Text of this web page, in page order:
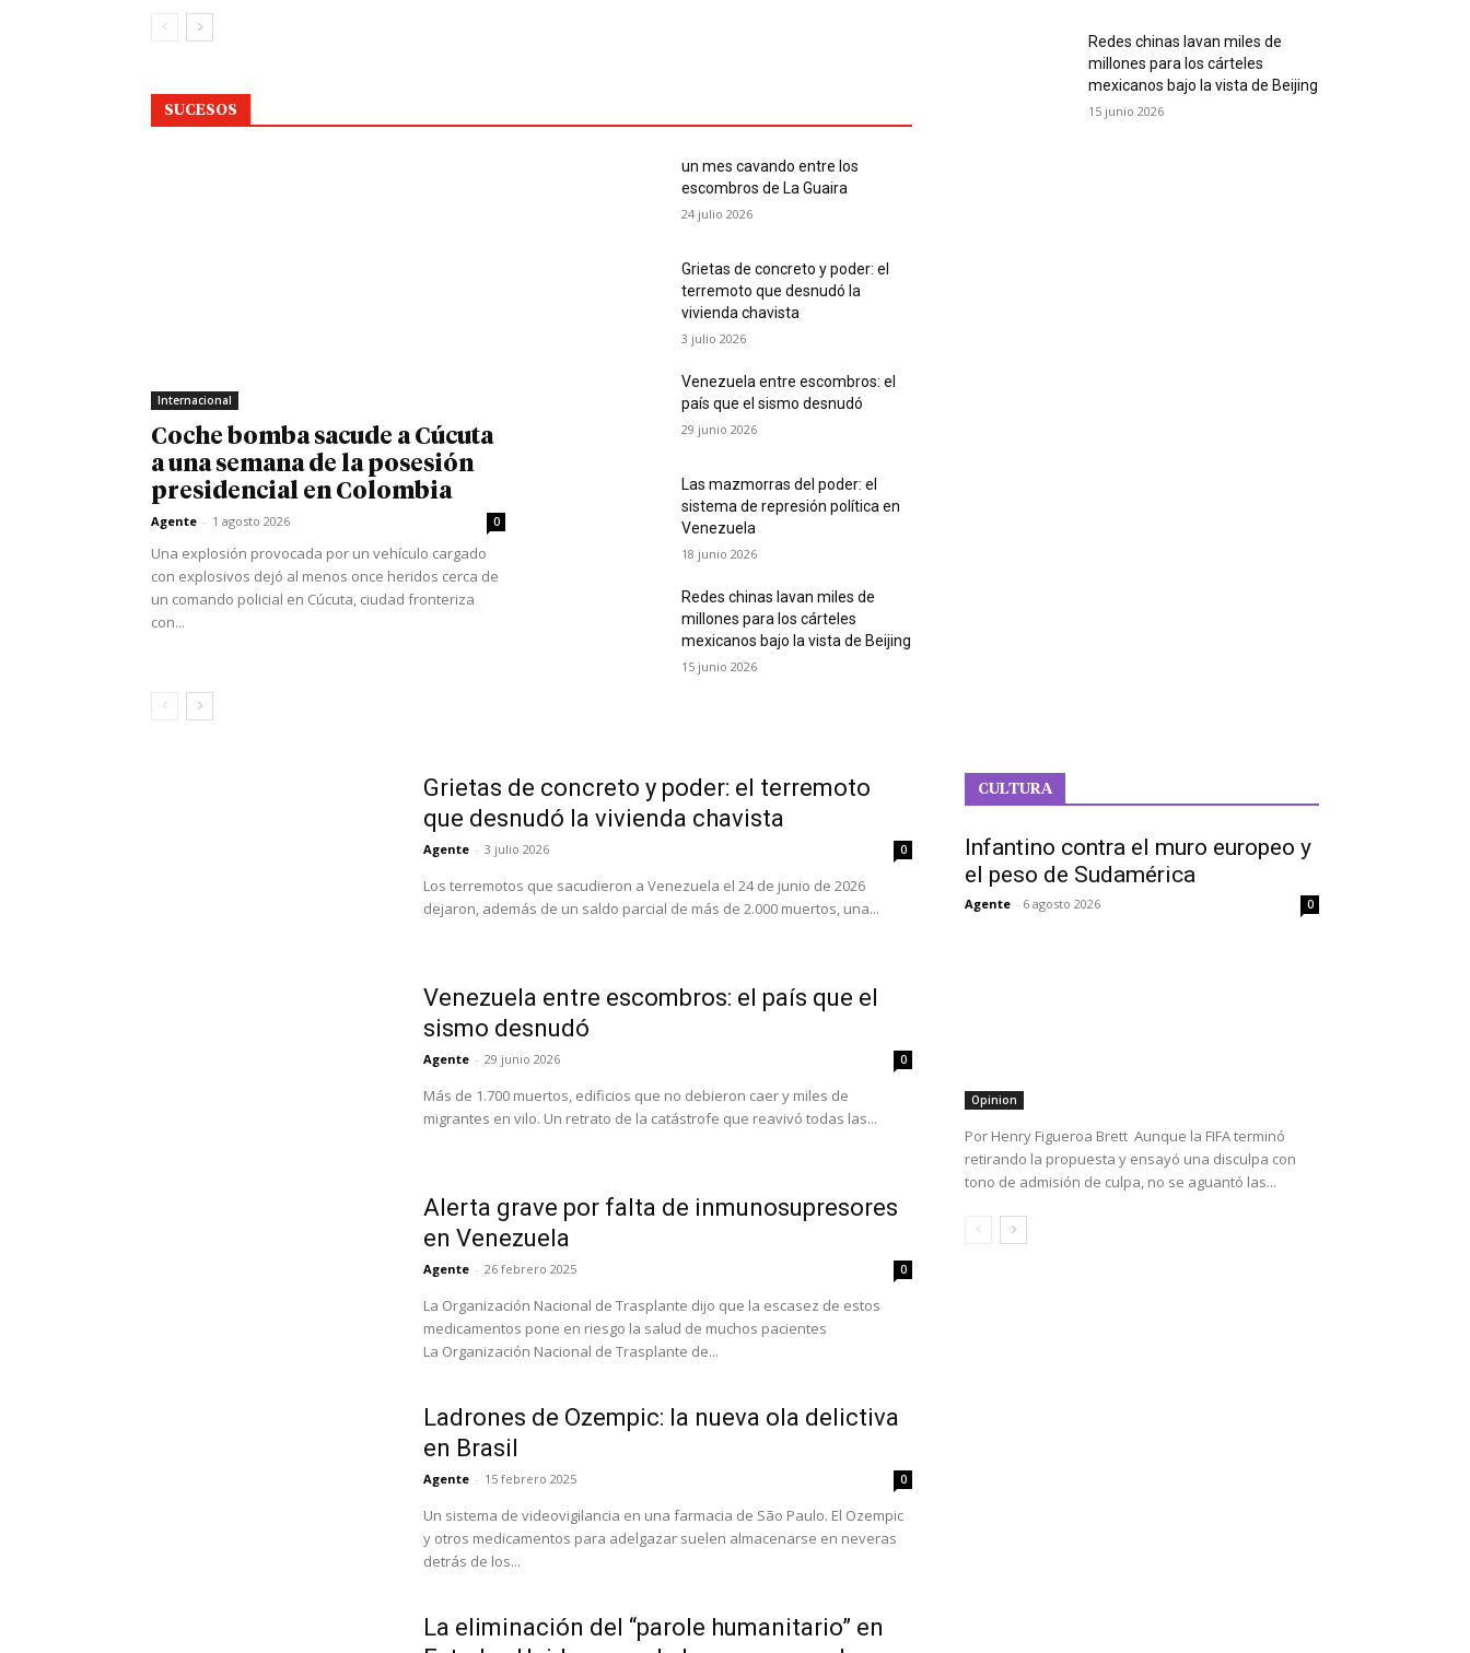
SUCESOS
Internacional
Coche bomba sacude a Cúcuta
a una semana de la posesión
presidencial en Colombia
Agente - 1 agosto 2026 0
Una explosión provocada por un vehículo cargado
con explosivos dejó al menos once heridos cerca de
un comando policial en Cúcuta, ciudad fronteriza
con...
un mes cavando entre los
escombros de La Guaira
24 julio 2026
Grietas de concreto y poder: el
terremoto que desnudó la
vivienda chavista
3 julio 2026
Venezuela entre escombros: el
país que el sismo desnudó
29 junio 2026
Las mazmorras del poder: el
sistema de represión política en
Venezuela
18 junio 2026
Redes chinas lavan miles de
millones para los cárteles
mexicanos bajo la vista de Beijing
15 junio 2026
Redes chinas lavan miles de
millones para los cárteles
mexicanos bajo la vista de Beijing
15 junio 2026
Grietas de concreto y poder: el terremoto
que desnudó la vivienda chavista
Agente - 3 julio 2026 0
Los terremotos que sacudieron a Venezuela el 24 de junio de 2026
dejaron, además de un saldo parcial de más de 2.000 muertos, una...
Venezuela entre escombros: el país que el
sismo desnudó
Agente - 29 junio 2026 0
Más de 1.700 muertos, edificios que no debieron caer y miles de
migrantes en vilo. Un retrato de la catástrofe que reavivó todas las...
Alerta grave por falta de inmunosupresores
en Venezuela
Agente - 26 febrero 2025 0
La Organización Nacional de Trasplante dijo que la escasez de estos
medicamentos pone en riesgo la salud de muchos pacientes
La Organización Nacional de Trasplante de...
Ladrones de Ozempic: la nueva ola delictiva
en Brasil
Agente - 15 febrero 2025 0
Un sistema de videovigilancia en una farmacia de São Paulo. El Ozempic
y otros medicamentos para adelgazar suelen almacenarse en neveras
detrás de los...
La eliminación del “parole humanitario” en
CULTURA
Infantino contra el muro europeo y
el peso de Sudamérica
Agente - 6 agosto 2026 0
Opinion
Por Henry Figueroa Brett Aunque la FIFA terminó
retirando la propuesta y ensayó una disculpa con
tono de admisión de culpa, no se aguantó las...